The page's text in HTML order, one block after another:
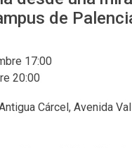
de
17:00
20:00
Cárcel, Avenida